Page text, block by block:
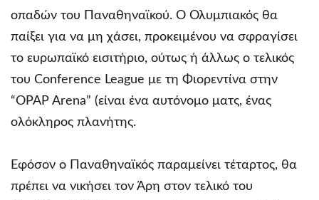
οπαδών του Παναθηναϊκού. Ο Ολυμπιακός θα
παίξει για να μη χάσει, προκειμένου να σφραγίσει
το ευρωπαϊκό εισιτήριο, ούτως ή άλλως ο τελικός
του Conference League με τη Φιορεντίνα στην
“OPAP Arena” (είναι ένα αυτόνομο ματς, ένας
ολόκληρος πλανήτης.
Εφόσον ο Παναθηναϊκός παραμείνει τέταρτος, θα
πρέπει να νικήσει τον Άρη στον τελικό του